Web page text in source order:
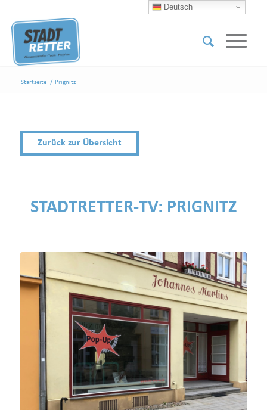
Startseite / Prignitz
Zurück zur Übersicht
STADTRETTER-TV: PRIGNITZ
Deutsch